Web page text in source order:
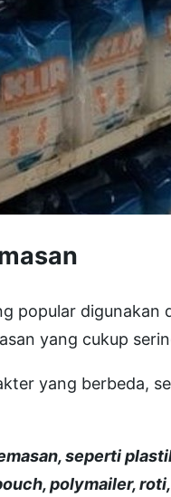
popular
yang cukup
yang berbeda,
seperti
polymailer,